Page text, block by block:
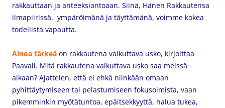
rakkauttaan ja anteeksiantoaan. Siinä, Hänen Rakkautensa
ilmapiirissä, ympäröimänä ja täyttämänä, voimme kokea
todellista vapautta.
Ainoa tärkeä on rakkautena vaikuttava usko, kirjoittaa
Paavali. Mitä rakkautena vaikuttava usko saa meissä
aikaan? Ajattelen, että ei ehkä niinkään omaan
pyhittäytymiseen tai pelastumiseen fokusoimista, vaan
pikemminkin myötätuntoa, epäitsekkyyttä, halua tukea,